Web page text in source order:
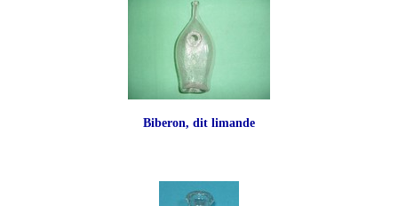
Biberon, dit limande